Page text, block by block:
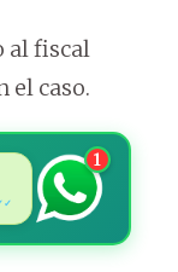
al fiscal
el caso.
1